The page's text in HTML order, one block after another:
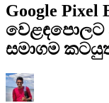
Google
වෙළඳපොලට
සමාගම